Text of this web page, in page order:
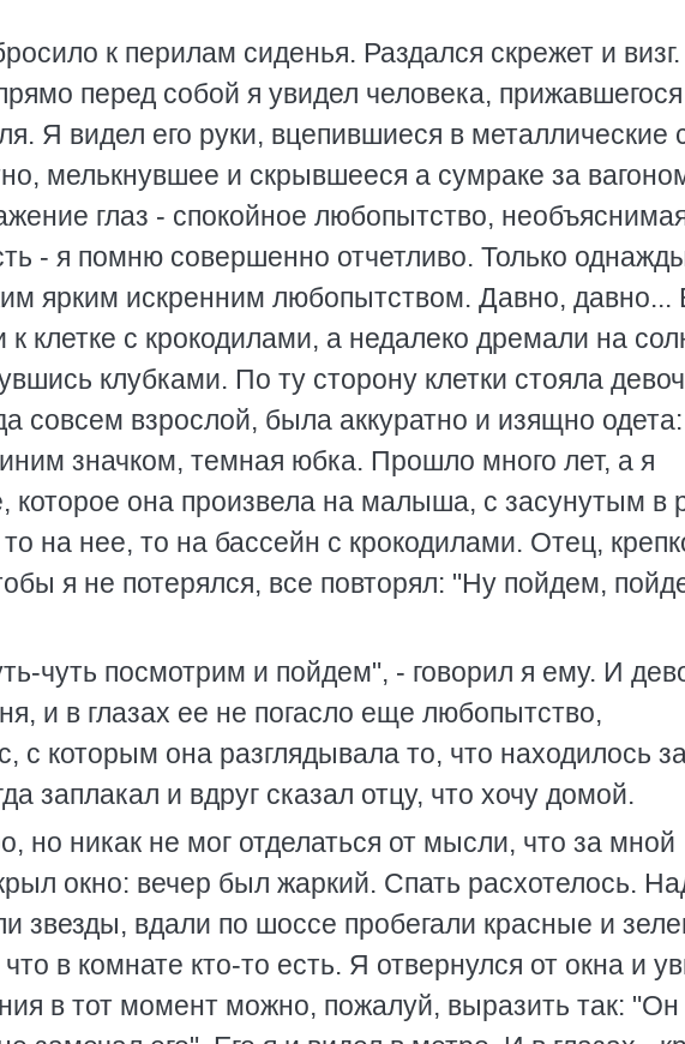
к перилам сиденья. Раздался скрежет и
перед собой я увидел человека, прижавшегося
Я видел его руки, вцепившиеся в металлические
мелькнувшее и скрывшееся а сумраке за
глаз - спокойное любопытство,
- я помню совершенно отчетливо. Только
ярким искренним любопытством. Давно, давно...
клетке с крокодилами, а недалеко дремали на
клубками. По ту сторону клетки стояла
совсем взрослой, была аккуратно и изящно
значком, темная юбка. Прошло много лет, а я
которое она произвела на малыша, с засунутым в
на нее, то на бассейн с крокодилами. Отец,
я не потерялся, все повторял: "Ну пойдем,
чуть посмотрим и пойдем", - говорил я ему. И
и в глазах ее не погасло еще любопытство,
с которым она разглядывала то, что находилось
заплакал и вдруг сказал отцу, что хочу домой.
но никак не мог отделаться от мысли, что за мной
окно: вечер был жаркий. Спать расхотелось.
звезды, вдали по шоссе пробегали красные и
в комнате кто-то есть. Я отвернулся от окна и
в тот момент можно, пожалуй, выразить так: "Он